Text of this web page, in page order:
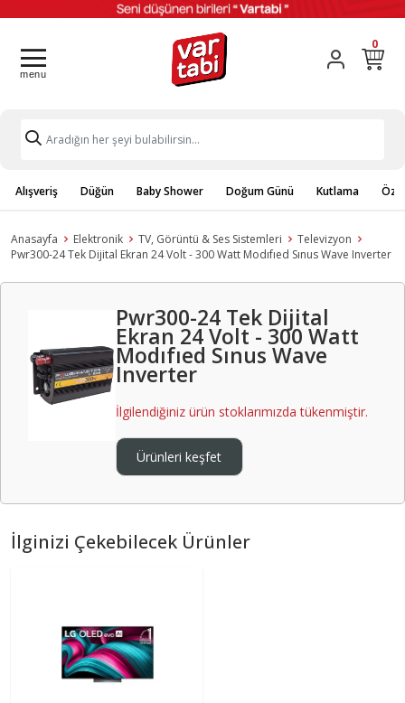
0
Alışveriş Düğün Baby Shower Doğum Günü Kutlama
Anasayfa Elektronik TV, Görüntü & Ses Sistemleri
Televizyon
Pwr300-24 Tek Dijital Ekran 24 Volt - 300 Watt Modıfıed Sınus Wave Inverter
Pwr300-24 Tek Dijital
Ekran 24 Volt - 300 Watt
Modıfıed Sınus Wave
Inverter
İlgilendiğiniz ürün stoklarımızda tükenmiştir.
Ürünleri keşfet
İlginizi Çekebilecek Ürünler